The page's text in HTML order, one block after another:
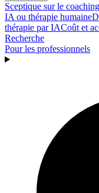
Sceptique sur le
IA ou thérapie humaine
thérapie par IACoût et
Recherche
Pour les professionnels